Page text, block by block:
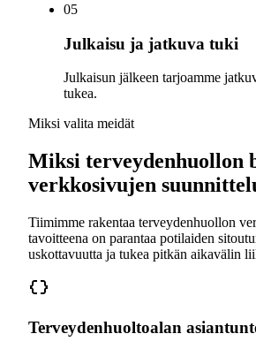
05
Julkaisu ja jatkuva tuki
Julkaisun jälkeen tarjoamme
tukea.
Miksi valita meidät
Miksi terveydenhuollon
verkkosivujen
Tiimimme rakentaa terveydenhuollon
tavoitteena on parantaa potilaiden
uskottavuutta ja tukea pitkän aikavälin
Terveydenhuoltoalan